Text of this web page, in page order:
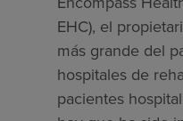
EHC), el
más grande del
hospitales de
pacientes